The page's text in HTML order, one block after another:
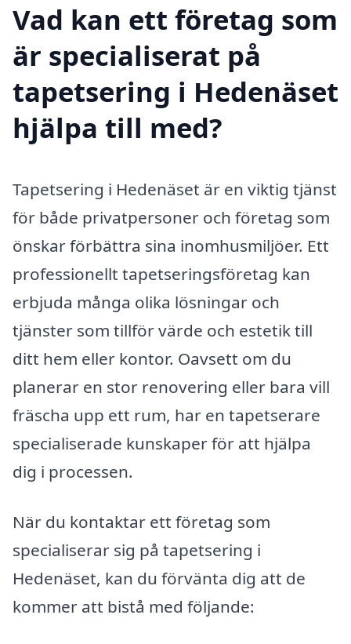
Vad kan ett företag som
är specialiserat på
tapetsering i Hedenäset
hjälpa till med?
Tapetsering i Hedenäset är en viktig tjänst
för både privatpersoner och företag som
önskar förbättra sina inomhusmiljöer. Ett
professionellt tapetseringsföretag kan
erbjuda många olika lösningar och
tjänster som tillför värde och estetik till
ditt hem eller kontor. Oavsett om du
planerar en stor renovering eller bara vill
fräscha upp ett rum, har en tapetserare
specialiserade kunskaper för att hjälpa
dig i processen.
När du kontaktar ett företag som
specialiserar sig på tapetsering i
Hedenäset, kan du förvänta dig att de
kommer att bistå med följande: